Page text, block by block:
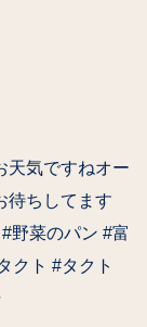
天気ですねオー
待ちしてます
野菜のパン #富
クト #タクト